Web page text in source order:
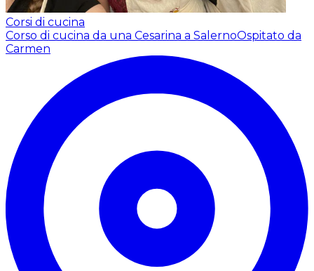
Corsi di cucina
Corso di cucina da una Cesarina a SalernoOspitato da
Carmen